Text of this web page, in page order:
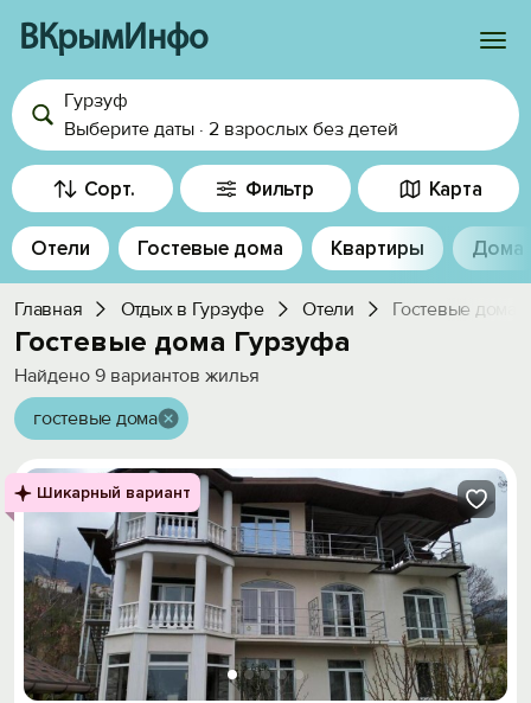
ВКрымИнфо
Войти
Избранное
История просмотра
Добавить свой объект
Гурзуф
Выберите даты · 2 взрослых без детей
Сорт. Фильтр Карта
Отели Гостевые дома Квартиры Дома
Главная Отдых в Гурзуфе Отели Гостевые дома
Гостевые дома Гурзуфа
Найдено 9 вариантов жилья
гостевые дома
Шикарный вариант